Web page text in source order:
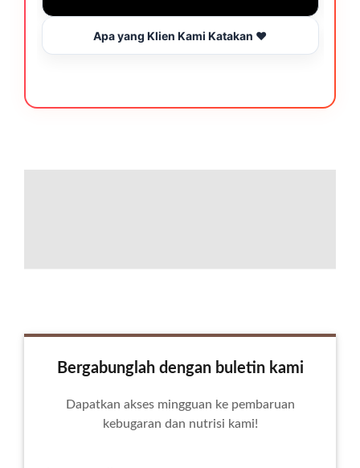
Apa yang Klien Kami Katakan ❤️
Bergabunglah dengan buletin kami
Dapatkan akses mingguan ke pembaruan
kebugaran dan nutrisi kami!